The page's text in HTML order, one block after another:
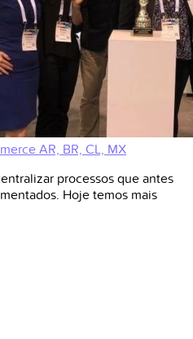
AR, BR, CL, MX
processos que antes
Hoje temos mais